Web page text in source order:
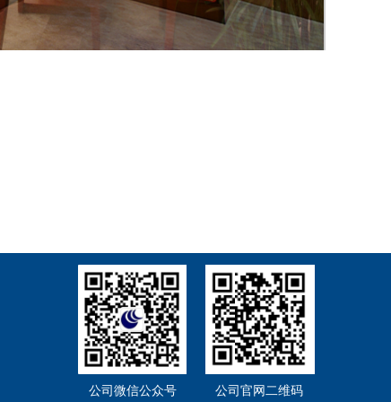
公司官网二维码
公司微信公众号